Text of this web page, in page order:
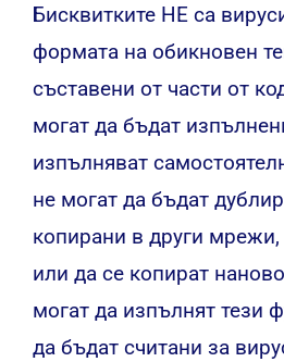
Бисквитките НЕ са
формата на обикновен
съставени от части от
могат да бъдат
изпълняват
не могат да бъдат
копирани в други мрежи,
или да се копират
могат да изпълнят тези
да бъдат считани за